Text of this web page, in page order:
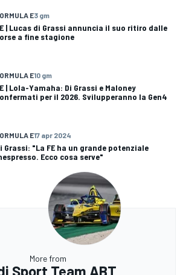
E3 gm
| Lucas di Grassi annuncia il suo ritiro dalle
a fine stagione
E10 gm
| Lola-Yamaha: Di Grassi e Maloney
per il 2026. Svilupperanno la Gen4
E17 apr 2024
Grassi: "La FE ha un grande potenziale
Ecco cosa serve"
More from
Sport Team ABT